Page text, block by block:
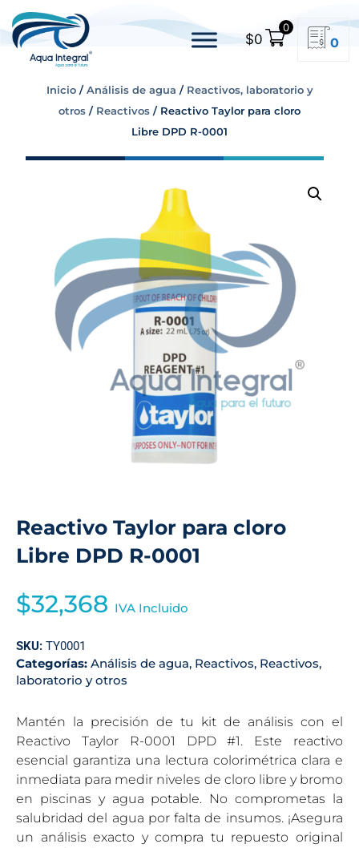
$0
0
0
Inicio/Análisis de agua / Reactivos, laboratorio y
otros / Reactivos / Reactivo Taylor para cloro
Libre DPD R-0001
Reactivo Taylor para cloro
Libre DPD R-0001
$32,368 IVA Incluido
SKU: TY0001
Categorías: Análisis de agua, Reactivos, Reactivos,
laboratorio y otros
Mantén la precisión de tu kit de análisis con el
Reactivo Taylor R-0001 DPD #1. Este reactivo
esencial garantiza una lectura colorimétrica clara e
inmediata para medir niveles de cloro libre y bromo
en piscinas y agua potable. No comprometas la
salubridad del agua por falta de insumos. ¡Asegura
un análisis exacto y compra tu repuesto original